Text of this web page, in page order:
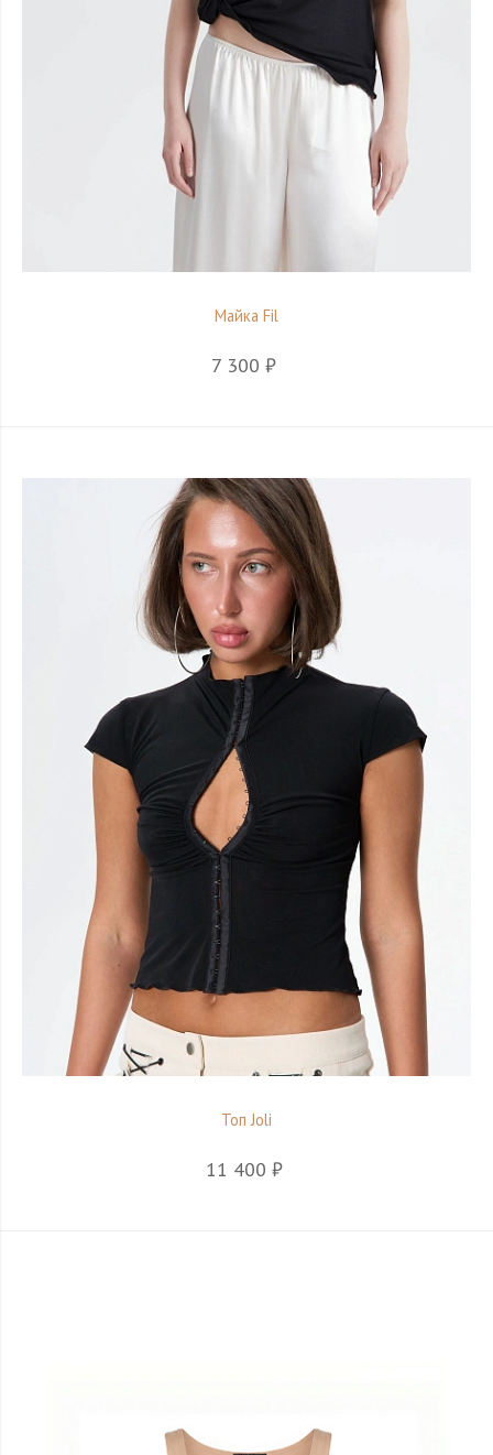
Майка Fil
7 300 ₽
Топ Joli
11 400 ₽